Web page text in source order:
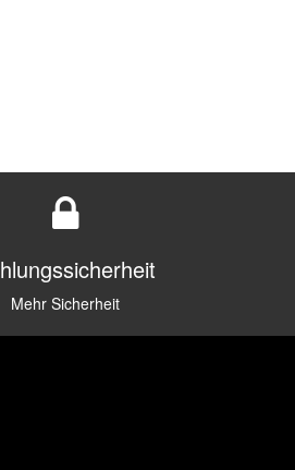
Mehr Sicherheit